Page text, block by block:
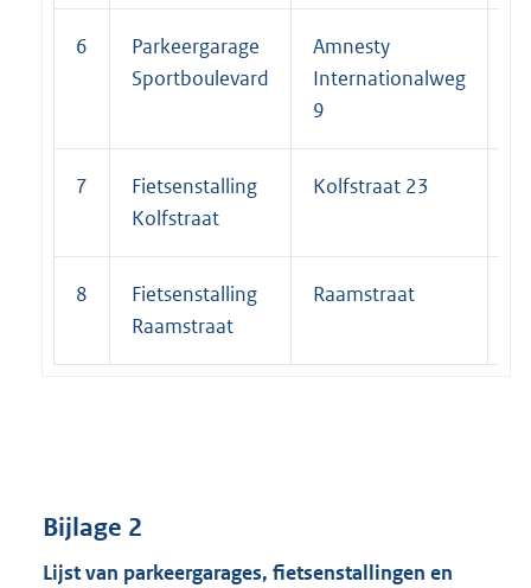
6
Parkeergarage
Sportboulevard
Amnesty
Internationalweg
9
7
Fietsenstalling
Kolfstraat
Kolfstraat 23
8
Fietsenstalling
Raamstraat
Raamstraat
Bijlage 2
Lijst van parkeergarages, fietsenstallingen en